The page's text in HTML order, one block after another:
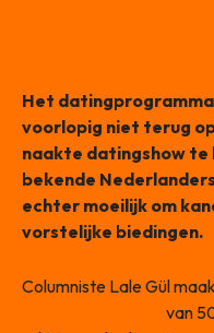
Het
voorlopig niet terug
naakte datingshow
bekende
echter moeilijk om
vorstelijke biedingen.
Columniste Lale Gül
van